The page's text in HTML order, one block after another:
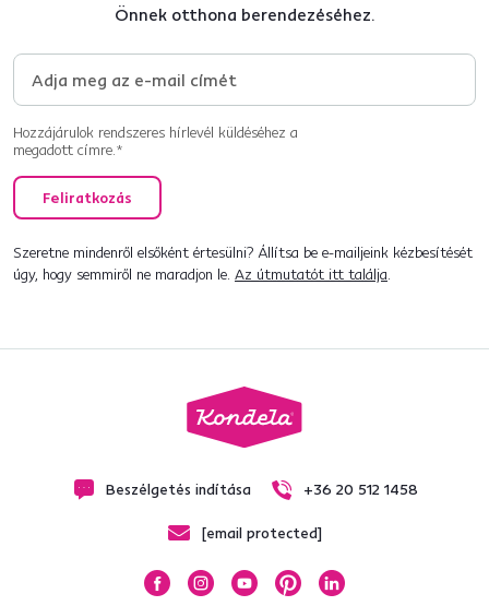
Önnek otthona berendezéséhez.
Hozzájárulok rendszeres hírlevél küldéséhez a
megadott címre.*
Feliratkozás
Szeretne mindenről elsőként értesülni? Állítsa be e-mailjeink kézbesítését
úgy, hogy semmiről ne maradjon le. Az útmutatót itt találja.
Beszélgetés indítása +36 20 512 1458
[email protected]